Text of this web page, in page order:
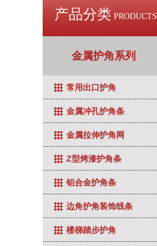
产品分类 PRODUCTS
金属护角系列
常用出口护角
金属冲孔护角条
金属拉伸护角网
Z型烤漆护角条
铝合金护角条
边角护角装饰线条
楼梯踏步护角